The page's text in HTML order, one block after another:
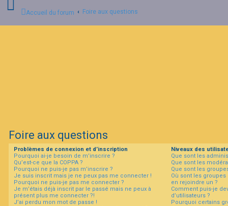
I
Accueil du forum Foire aux questions
Foire aux questions
Problèmes de connexion et d’inscription
Pourquoi ai-je besoin de m’inscrire ?
Qu’est-ce que la COPPA ?
Pourquoi ne puis-je pas m’inscrire ?
Je suis inscrit mais je ne peux pas me connecter !
Pourquoi ne puis-je pas me connecter ?
Je m’étais déjà inscrit par le passé mais ne peux à
présent plus me connecter ?!
J’ai perdu mon mot de passe !
Niveaux des
Que sont les
Que sont les
Que sont les
Où sont les
en rejoindre un ?
Comment puis-je
d’utilisateurs ?
Pourquoi certains